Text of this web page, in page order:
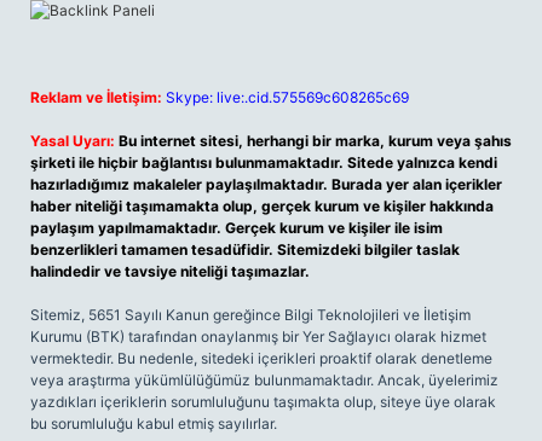
Reklam ve İletişim: Skype: live:.cid.575569c608265c69
Yasal Uyarı: Bu internet sitesi, herhangi bir marka, kurum veya şahıs
şirketi ile hiçbir bağlantısı bulunmamaktadır. Sitede yalnızca kendi
hazırladığımız makaleler paylaşılmaktadır. Burada yer alan içerikler
haber niteliği taşımamakta olup, gerçek kurum ve kişiler hakkında
paylaşım yapılmamaktadır. Gerçek kurum ve kişiler ile isim
benzerlikleri tamamen tesadüfidir. Sitemizdeki bilgiler taslak
halindedir ve tavsiye niteliği taşımazlar.
Sitemiz, 5651 Sayılı Kanun gereğince Bilgi Teknolojileri ve İletişim
Kurumu (BTK) tarafından onaylanmış bir Yer Sağlayıcı olarak hizmet
vermektedir. Bu nedenle, sitedeki içerikleri proaktif olarak denetleme
veya araştırma yükümlülüğümüz bulunmamaktadır. Ancak, üyelerimiz
yazdıkları içeriklerin sorumluluğunu taşımakta olup, siteye üye olarak
bu sorumluluğu kabul etmiş sayılırlar.